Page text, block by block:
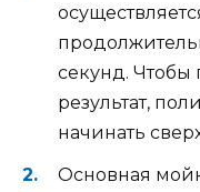
секунд. Чтобы
результат,
начинать
Основная